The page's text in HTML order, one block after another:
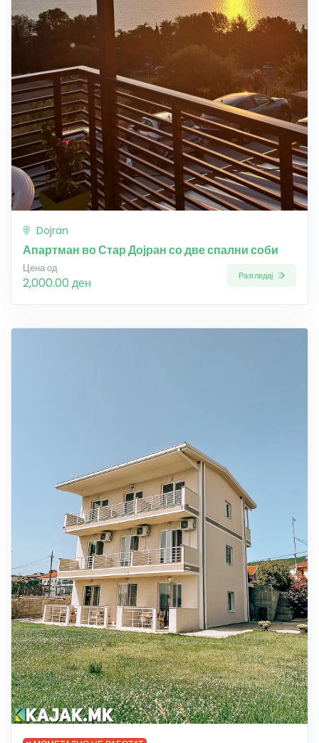
Dojran
Апартман во Стар Дојран со две спални соби
Цена од
2,000.00 ден Разгледај